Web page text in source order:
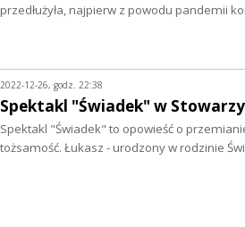
przedłużyła, najpierw z powodu pandemii
2022-12-26, godz. 22:38
Spektakl "Świadek" w
Spektakl "Świadek" to opowieść o
tożsamość. Łukasz - urodzony w rodzinie